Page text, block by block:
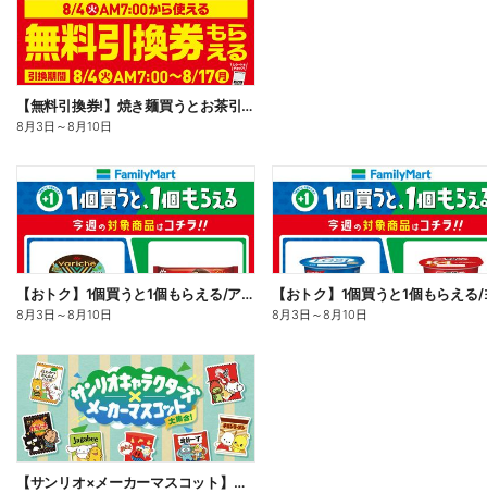
【無料引換券!】焼き麺買うとお茶引換券貰える!
8月3日 ～8月10日
【おトク】1個買うと1個もらえる/アイス
8月3日 ～8月10日 8月3日 ～8月10日
【サンリオ×メーカーマスコット】オリジナルグッズ貰える!